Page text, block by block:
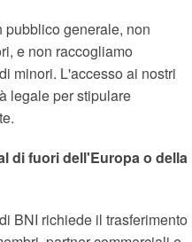
pubblico generale, non
e non raccogliamo
minori. L'accesso ai nostri
legale per stipulare
di fuori dell'Europa o della
BNI richiede il trasferimento